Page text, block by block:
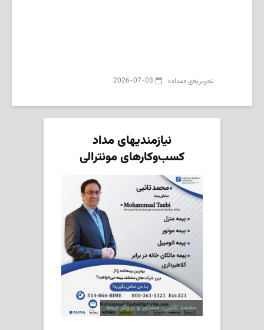
تحریریه‌ی «مداد» 2026-07-03
نیازمندیهای مداد
کسب‌وکارهای مونترالی
محمد تائبی، مشاور و بروکر بیمه